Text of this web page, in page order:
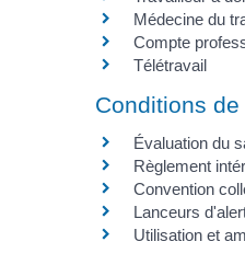
Médecine du
Compte
Télétravail
Conditions
Évaluation du
Règlement
Convention
Lanceurs
Utilisation et